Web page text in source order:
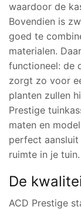
waardoor de
Bovendien is
goed te
materialen.
functioneel: de
zorgt zo voor
planten zullen
Prestige
maten en
perfect
ruimte in je tuin.
De
ACD Prestige